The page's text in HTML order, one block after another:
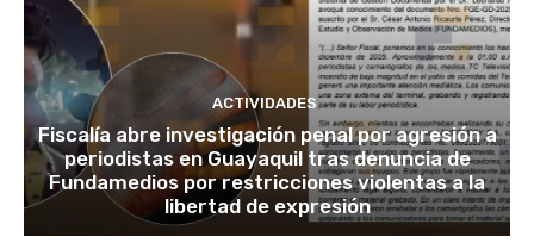
ACTIVIDADES
Fiscalía abre investigación penal por agresión a
periodistas en Guayaquil tras denuncia de
Fundamedios por restricciones violentas a la
libertad de expresión